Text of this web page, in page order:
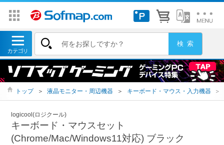
トップ ＞ 液晶モニター・周辺機器 ＞ キーボード・マウス・入力機器 ＞
logicool(ロジクール)
キーボード・マウスセット
(Chrome/Mac/Windows11対応) ブラック